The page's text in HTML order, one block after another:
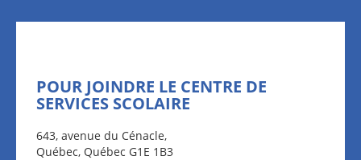
POUR JOINDRE LE CENTRE DE
SERVICES SCOLAIRE
643, avenue du Cénacle,
Québec, Québec G1E 1B3